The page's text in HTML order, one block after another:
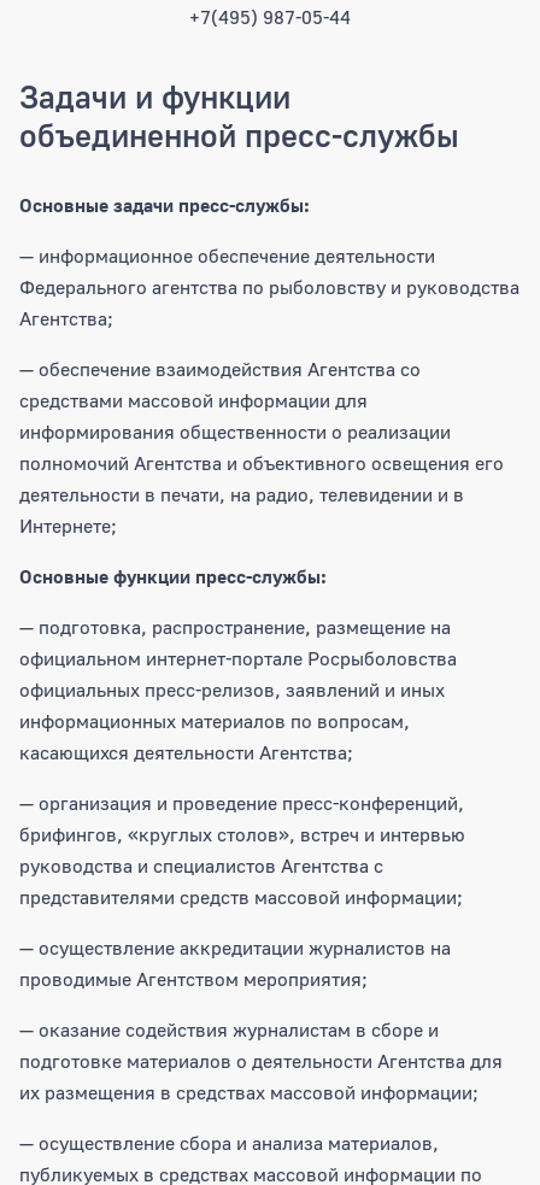
+7(495) 987-05-44
Задачи и функции
объединенной пресс-службы
Основные задачи пресс-службы:
— информационное обеспечение деятельности
Федерального агентства по рыболовству и руководства
Агентства;
— обеспечение взаимодействия Агентства со
средствами массовой информации для
информирования общественности о реализации
полномочий Агентства и объективного освещения его
деятельности в печати, на радио, телевидении и в
Интернете;
Основные функции пресс-службы:
— подготовка, распространение, размещение на
официальном интернет-портале Росрыболовства
официальных пресс-релизов, заявлений и иных
информационных материалов по вопросам,
касающихся деятельности Агентства;
— организация и проведение пресс-конференций,
брифингов, «круглых столов», встреч и интервью
руководства и специалистов Агентства с
представителями средств массовой информации;
— осуществление аккредитации журналистов на
проводимые Агентством мероприятия;
— оказание содействия журналистам в сборе и
подготовке материалов о деятельности Агентства для
их размещения в средствах массовой информации;
— осуществление сбора и анализа материалов,
публикуемых в средствах массовой информации по